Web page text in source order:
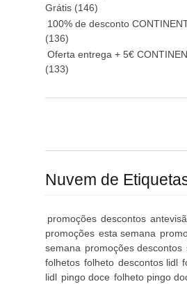
Grátis (146)
100% de desconto
(136)
Oferta entrega + 5€
(133)
Nuvem de
promoções descontos
promoções esta semana
semana promoções descontos
folhetos folheto descontos lidl
lidl pingo doce folheto pingo